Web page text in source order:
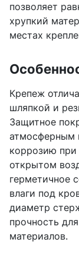
позволяет
хрупкий
местах
Крепеж
шляпкой и
Защитное
атмосферным
коррозию при
открытом
герметичное
влаги под
диаметр
прочность
материалов.